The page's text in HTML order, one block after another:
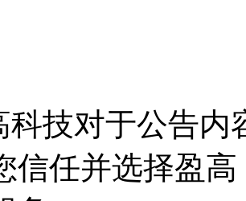
技对于公告内
信任并选择盈